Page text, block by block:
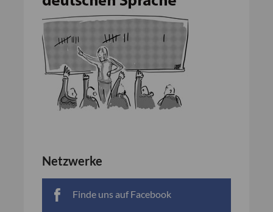
Netzwerke
Finde uns auf Facebook